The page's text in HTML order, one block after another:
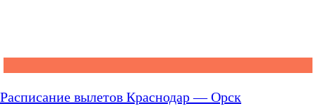
Расписание вылетов Краснодар — Орск